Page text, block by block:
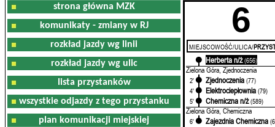
strona główna MZK
komunikaty - zmiany w RJ
rozkład jazdy wg linii
rozkład jazdy wg ulic
lista przystanków
wszystkie odjazdy z tego przystanku
plan komunikacji miejskiej
6
MIEJSCOWOŚĆ/ULICA/
Herberta n/ż (656)
Zielona Góra, Zjednoczenia
2' Zjednoczenia (77)
4'
Elektrociepłownia (79)
5'
Chemiczna n/ż (589)
Zielona Góra, Chemiczna
6' Zajezdnia Chemiczna